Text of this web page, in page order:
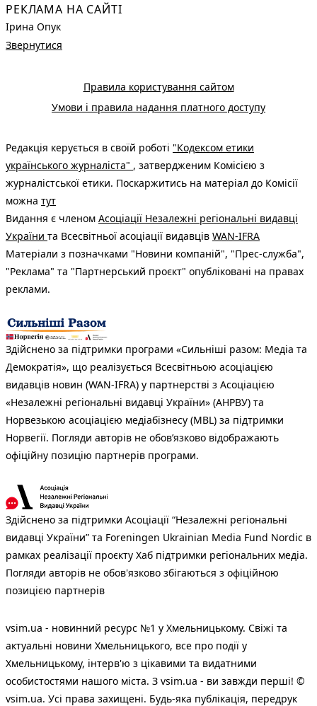
РЕКЛАМА НА САЙТІ
Ірина Опук
Звернутися
Правила користування сайтом
Умови і правила надання платного доступу
Редакція керується в своїй роботі "Кодексом етики
українського журналіста" , затвердженим Комісією з
журналістської етики. Поскаржитись на матеріал до Комісії
можна тут
Видання є членом Асоціації Незалежні регіональні видавці
України та Всесвітньої асоціації видавців WAN-IFRA
Матеріали з позначками "Новини компаній", "Прес-служба",
"Реклама" та "Партнерський проєкт" опубліковані на правах
реклами.
Здійснено за підтримки програми «Сильніші разом: Медіа та
Демократія», що реалізується Всесвітньою асоціацією
видавців новин (WAN-IFRA) у партнерстві з Асоціацією
«Незалежні регіональні видавці України» (АНРВУ) та
Норвезькою асоціацією медіабізнесу (MBL) за підтримки
Норвегії. Погляди авторів не обов’язково відображають
офіційну позицію партнерів програми.
Здійснено за підтримки Асоціації “Незалежні регіональні
видавці України” та Foreningen Ukrainian Media Fund Nordic в
рамках реалізації проєкту Хаб підтримки регіональних медіа.
Погляди авторів не обов'язково збігаються з офіційною
позицією партнерів
vsim.ua - новинний ресурс №1 у Хмельницькому. Свіжі та
актуальні новини Хмельницького, все про події у
Хмельницькому, інтерв'ю з цікавими та видатними
особистостями нашого міста. З vsim.ua - ви завжди перші! ©
vsim.ua. Усі права захищені. Будь-яка публiкацiя, передрук